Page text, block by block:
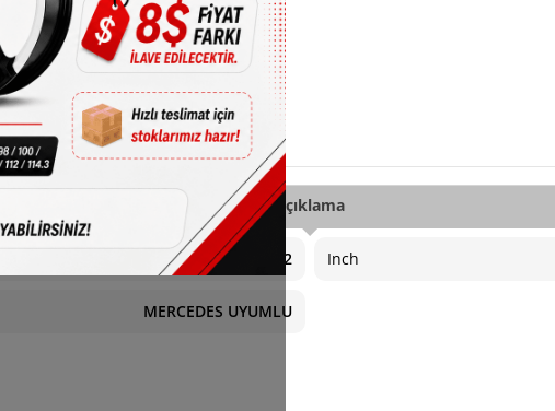
Açıklama
5X112 Inch
MERCEDES UYUMLU